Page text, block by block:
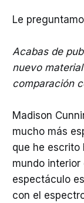
Le
Acabas de
nuevo
comparación
Madison
mucho más
que he escrito
mundo interior
espectáculo
con el